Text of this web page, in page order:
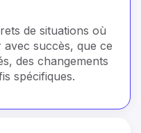
de situations où
succès, que ce
des changements
spécifiques.